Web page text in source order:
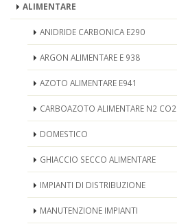
ALIMENTARE
ANIDRIDE CARBONICA E290
ARGON ALIMENTARE E 938
AZOTO ALIMENTARE E941
CARBOAZOTO ALIMENTARE N2 CO2
DOMESTICO
GHIACCIO SECCO ALIMENTARE
IMPIANTI DI DISTRIBUZIONE
MANUTENZIONE IMPIANTI